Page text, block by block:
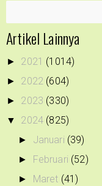
Artikel Lainnya
► 2021 (1014)
► 2022 (604)
► 2023 (330)
▼ 2024 (825)
► Januari (39)
► Februari (52)
► Maret (41)